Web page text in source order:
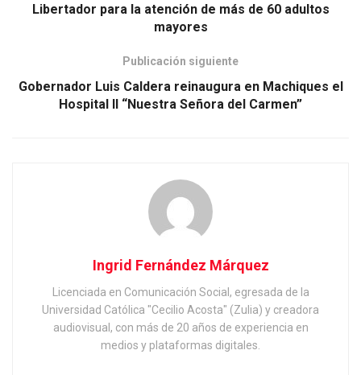
Libertador para la atención de más de 60 adultos
mayores
Publicación siguiente
Gobernador Luis Caldera reinaugura en Machiques el
Hospital II “Nuestra Señora del Carmen”
Ingrid Fernández Márquez
Licenciada en Comunicación Social, egresada de la
Universidad Católica "Cecilio Acosta" (Zulia) y creadora
audiovisual, con más de 20 años de experiencia en
medios y plataformas digitales.